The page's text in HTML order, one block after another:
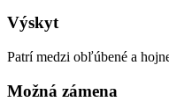
Výskyt
Patrí medzi obľúbené a
Možná zámena